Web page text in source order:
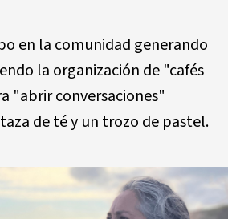
en la comunidad generando
la organización de "cafés
"abrir conversaciones"
de té y un trozo de pastel.